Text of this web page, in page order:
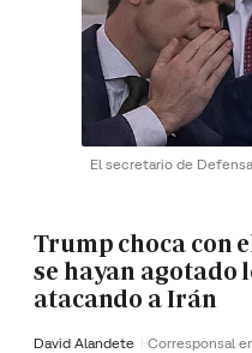
El secretario de
Trump choca con
se hayan agotado
atacando a Irán
David Alandete Corresponsal